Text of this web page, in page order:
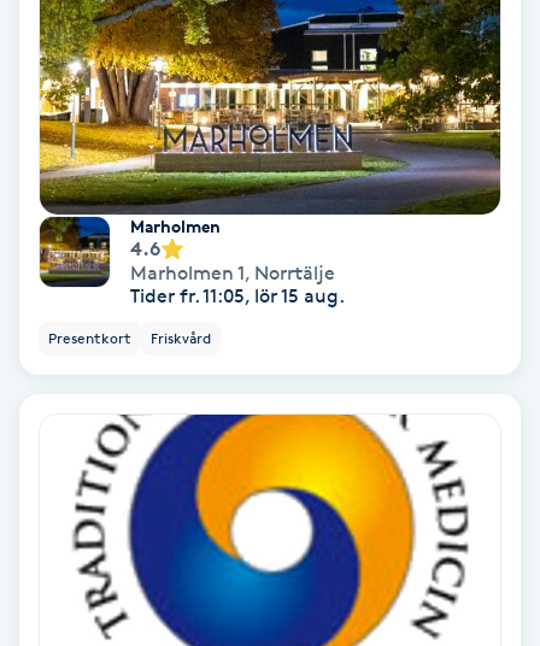
Koppningsmassage
Kosmetisk tatuering
Kostrådgivning
Kroppsinpackning
Käkledsbehandling
Kärlbehandling
Laserbehandling
Lashlift Keratin
Marholmen
4.6
Marholmen 1, Norrtälje
Tider fr. 11:05, lör 15 aug.
Presentkort Friskvård